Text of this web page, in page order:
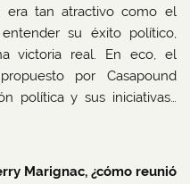
era tan atractivo como el
su éxito político,
victoria real. En eco, el
por Casapound
política y sus iniciativas…
Marignac, ¿cómo reunió